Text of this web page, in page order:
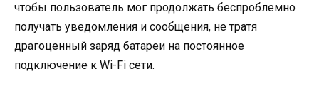
чтобы пользователь мог продолжать беспроблемно
получать уведомления и сообщения, не тратя
драгоценный заряд батареи на постоянное
подключение к Wi-Fi сети.